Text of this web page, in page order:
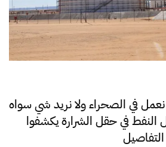
في الصحراء ولا نريد شي سواه
في حقل الشرارة يكشفوا